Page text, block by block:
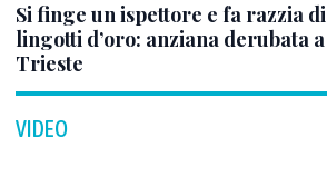
Si finge un ispettore e fa razzia di
lingotti d’oro: anziana derubata a
Trieste
VIDEO